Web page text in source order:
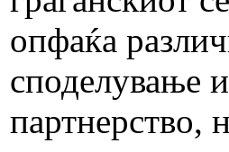
опфаќа
споделување
партнерство,